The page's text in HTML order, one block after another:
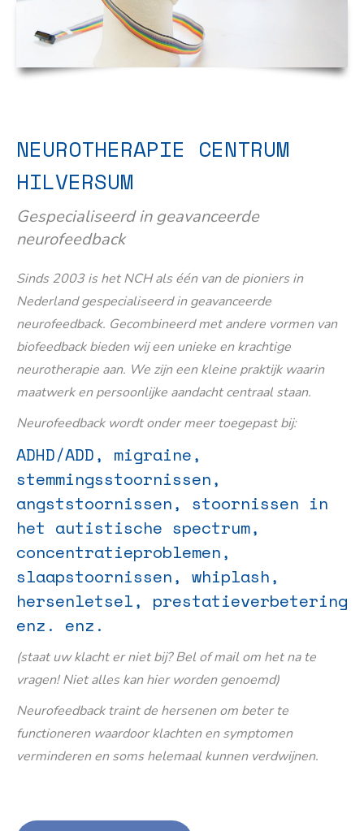
NEUROTHERAPIE CENTRUM
HILVERSUM
Gespecialiseerd in geavanceerde
neurofeedback
Sinds 2003 is het NCH als één van de pioniers in
Nederland gespecialiseerd in geavanceerde
neurofeedback. Gecombineerd met andere vormen van
biofeedback bieden wij een unieke en krachtige
neurotherapie aan. We zijn een kleine praktijk waarin
maatwerk en persoonlijke aandacht centraal staan.
Neurofeedback wordt onder meer toegepast bij:
ADHD/ADD, migraine,
stemmingsstoornissen,
angststoornissen, stoornissen in
het autistische spectrum,
concentratieproblemen,
slaapstoornissen, whiplash,
hersenletsel, prestatieverbetering
enz. enz.
(staat uw klacht er niet bij? Bel of mail om het na te
vragen! Niet alles kan hier worden genoemd)
Neurofeedback traint de hersenen om beter te
functioneren waardoor klachten en symptomen
verminderen en soms helemaal kunnen verdwijnen.